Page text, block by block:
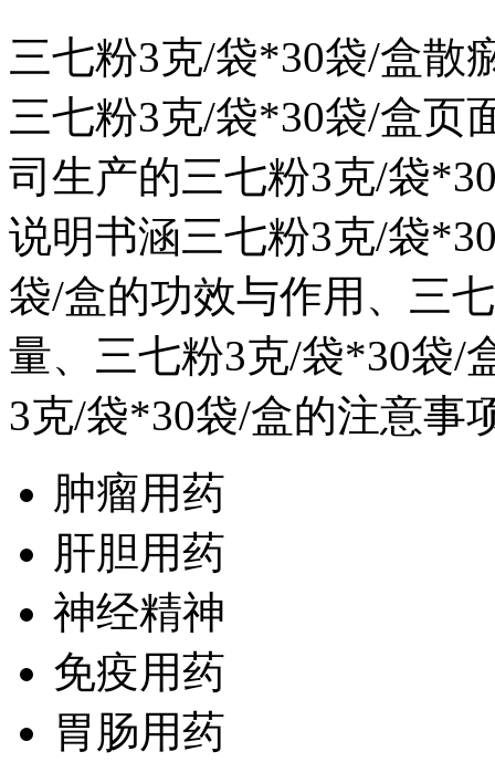
三七粉3克/袋*30袋/盒散
三七粉3克/袋*30袋/盒页
司生产的三七粉3克/袋
说明书涵三七粉3克/袋
袋/盒的功效与作用、三
量、三七粉3克/袋*30袋/
3克/袋*30袋/盒的注意事
肿瘤用药
肝胆用药
神经精神
免疫用药
胃肠用药